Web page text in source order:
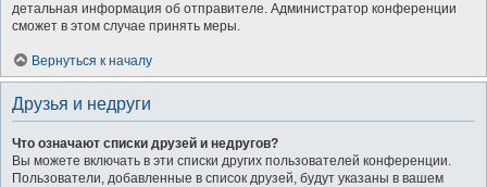
детальная информация об отправителе. Администратор конференции
сможет в этом случае принять меры.
Вернуться к началу
Друзья и недруги
Что означают списки друзей и недругов?
Вы можете включать в эти списки других пользователей конференции.
Пользователи, добавленные в список друзей, будут указаны в вашем